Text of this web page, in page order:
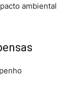
ambiental